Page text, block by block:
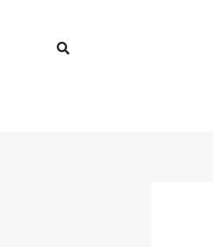
Buscar